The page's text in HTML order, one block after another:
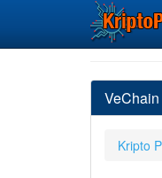
Kripto